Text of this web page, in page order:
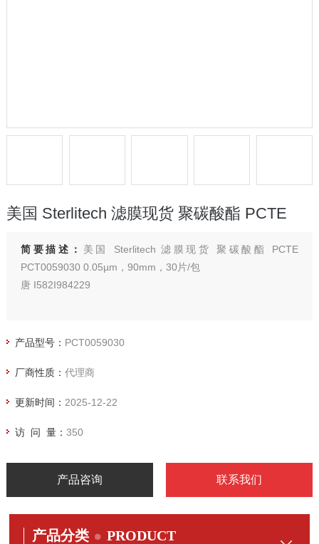
美国 Sterlitech 滤膜现货 聚碳酸酯 PCTE
简要描述： 美国 Sterlitech 滤膜现货 聚碳酸酯 PCTE
PCT0059030 0.05µm，90mm，30片/包
唐 I582I984229
产品型号： PCT0059030
厂商性质： 代理商
更新时间： 2025-12-22
访 问 量： 350
产品咨询 联系我们
产品分类 PRODUCT